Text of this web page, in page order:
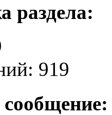
раздела:
919
сообщение: